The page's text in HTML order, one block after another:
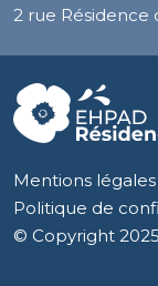
2 rue Résidence
Mentions légales
Politique de
© Copyright 2025